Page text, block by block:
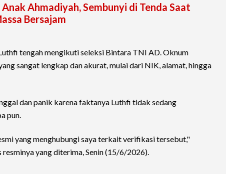
Ahmadiyah, Sembunyi di Tenda Saat
Bersajam
tengah mengikuti seleksi Bintara TNI AD. Oknum
sangat lengkap dan akurat, mulai dari NIK, alamat, hingga
dan panik karena faktanya Luthfi tidak sedang
pun.
yang menghubungi saya terkait verifikasi tersebut,"
yang diterima, Senin (15/6/2026).